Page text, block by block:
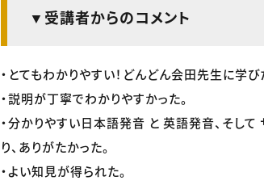
▼受講者からのコメント
・とてもわかりやすい！どんどん会田先生に学び
・説明が丁寧でわかりやすかった。
・分かりやすい日本語発音 と 英語発音、そし
り、ありがたかった。
・よい知見が得られた。